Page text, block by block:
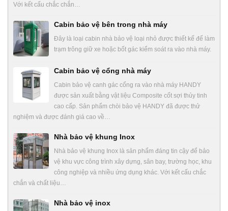
Với kết cấu chắc chắn…
Cabin bảo vệ bên trong nhà máy
Đây là loại cabin nhà bảo vệ loại nhỏ được thiết kế để làm
trạm trông giữ xe hoặc bốt gác kiểm soát ra vào nhà máy.
Cabin bảo vệ cổng nhà máy
Cabin bảo vệ canh gác cổng ra vào nhà máy HANDY
được sản xuất bằng vật liệu Composite cốt sợi thủy tinh
cao cấp. Sản phẩm chòi bảo vệ HANDY đã được thử
nghiệm và được đánh giá cao về…
Nhà bảo vệ khung Inox
Nhà bảo vệ khung Inox là sản phẩm đáng tin cậy để bảo
vệ khu vực công trình xây dựng, sân bay, trường học, khu
công nghiệp và nhiều ứng dụng khác. Với kết cấu chắc
chắn và chất liệu…
Nhà bảo vệ inox